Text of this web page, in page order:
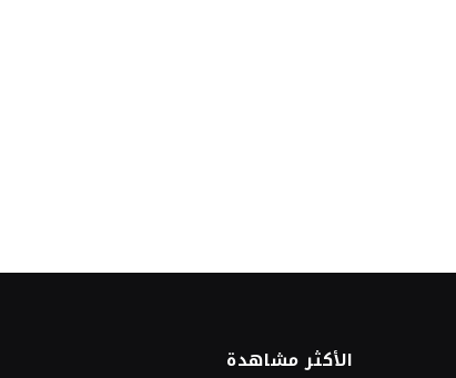
الأكثر مشاهدة